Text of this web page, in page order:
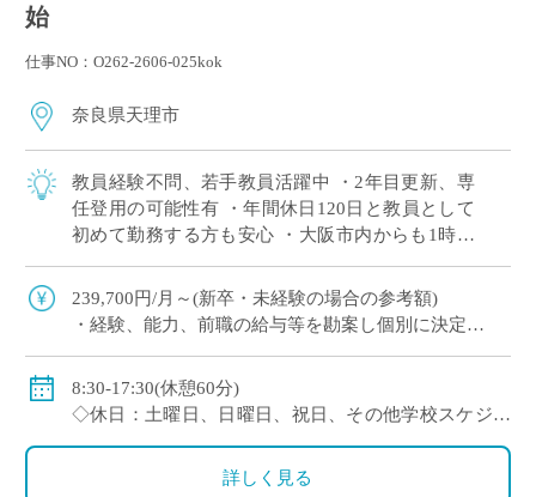
始
仕事NO：O262-2606-025kok
奈良県天理市
教員経験不問、若手教員活躍中 ・2年目更新、専
任登用の可能性有 ・年間休日120日と教員として
初めて勤務する方も安心 ・大阪市内からも1時間
では、一人ひとりの個性や目標に合わ […]
239,700円/月～(新卒・未経験の場合の参考額)
・経験、能⼒、前職の給与等を勘案し個別に決定
・450万円／経験3年：30歳（⽉給24万1300円＋賞与＋
他⼿当）
・500万円／経験6年：33歳（⽉給24万7900円＋賞与＋
8:30-17:30(休憩60分)
◇休日：土曜日、日曜日、祝日、その他学校スケジュ
・年間休日120日のシフト制
詳しく見る